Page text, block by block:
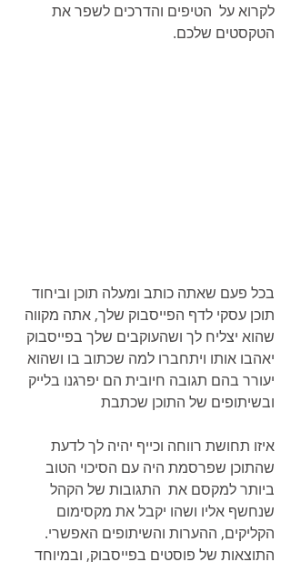
לקרוא על  הטיפים והדרכים לשפר את
הטקסטים שלכם.
בכל פעם שאתה כותב ומעלה תוכן וביחוד
תוכן עסקי לדף הפייסבוק שלך, אתה מקווה
שהוא יצליח לך ושהעוקבים שלך בפייסבוק
יאהבו אותו ויתחברו למה שכתוב בו ושהוא
יעורר בהם תגובה חיובית הם יפרגנו בלייק
ובשיתופים של התוכן שכתבת
איזו תחושת רווחה וכייף יהיה לך לדעת
שהתוכן שפרסמת היה עם הסיכוי הטוב
ביותר למקסם את  התגובות של הקהל
שנחשף אליו ושהו יקבל את מקסימום
הקליקים, ההערות והשיתופים האפשרי.
התוצאות של פוסטים בפייסבוק, ובמיוחד